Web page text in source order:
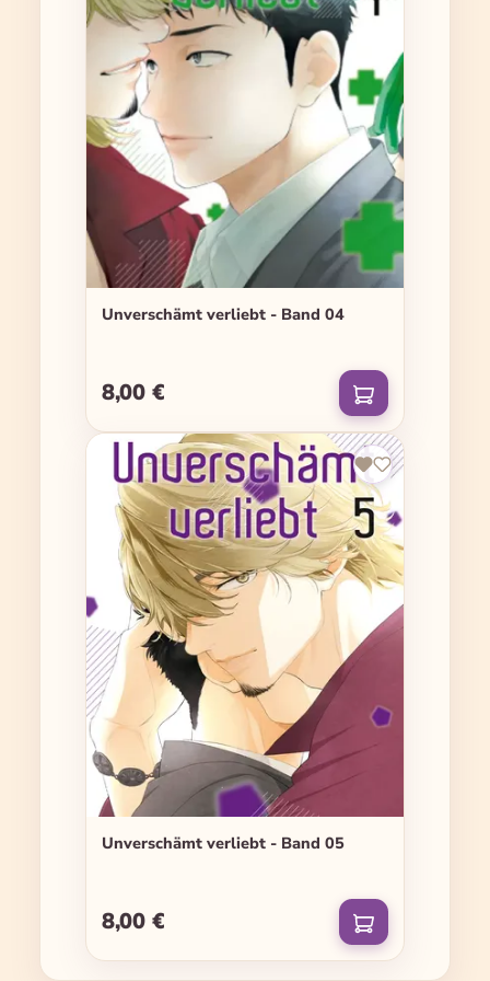
Unverschämt verliebt - Band 04
Regulärer Preis:
8,00 €
Unverschämt verliebt - Band 05
Regulärer Preis:
8,00 €